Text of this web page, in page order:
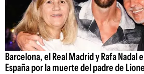
Barcelona, el Real Madrid y Rafa Nadal
España por la muerte del padre de